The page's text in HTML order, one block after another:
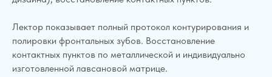
Лектор показывает полный протокол контурирования и
полировки фронтальных зубов. Восстановление
контактных пунктов по металлической и индивидуально
изготовленной лавсановой матрице.